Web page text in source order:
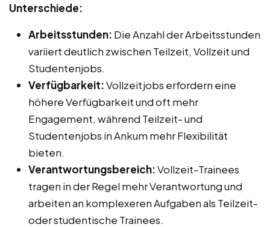
Unterschiede:
Arbeitsstunden: Die Anzahl der Arbeitsstunden
variiert deutlich zwischen Teilzeit, Vollzeit und
Studentenjobs.
Verfügbarkeit:Vollzeitjobs erfordern eine
höhere Verfügbarkeit und oft mehr
Engagement, während Teilzeit- und
Studentenjobs in Ankum mehr Flexibilität
bieten.
Verantwortungsbereich:Vollzeit-Trainees
tragen in der Regel mehr Verantwortung und
arbeiten an komplexeren Aufgaben als Teilzeit-
oder studentische Trainees.